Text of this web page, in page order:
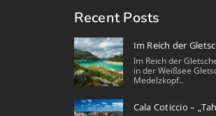
Recent Posts
Im Reich der
Im Reich der
in der Weißsee
Medelzkopf..
Cala Coticcio –